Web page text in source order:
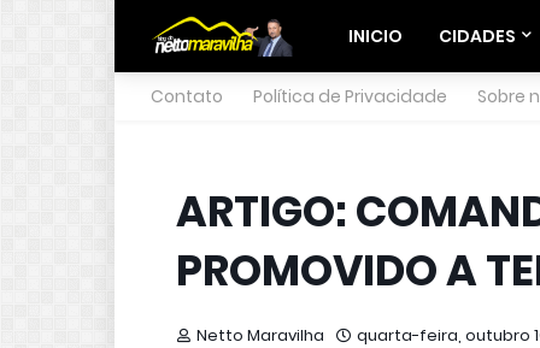
INICIO CIDADES
Contato Política de Privacidade Sobre
ARTIGO:
PROMOVIDO A
Netto Maravilha quarta-feira, outubro